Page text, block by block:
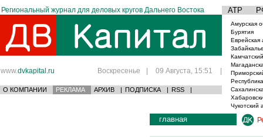
Региональный журнал для деловых кругов Дальнего Востока АТР
www.dvkapital.ru Воскресенье | 09 Августа, 15:51 |
О КОМПАНИИ РЕКЛАМА АРХИВ | ПОДПИСКА | RSS |
Амурская
Бурятия
Еврейская
Чукотский
главная